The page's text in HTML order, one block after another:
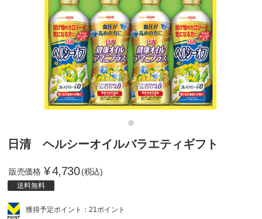
日清 ヘルシーオイルバラエティギフト
販売価格 ¥4,730 (税込)
送料無料
獲得予定ポイント：21ポイント